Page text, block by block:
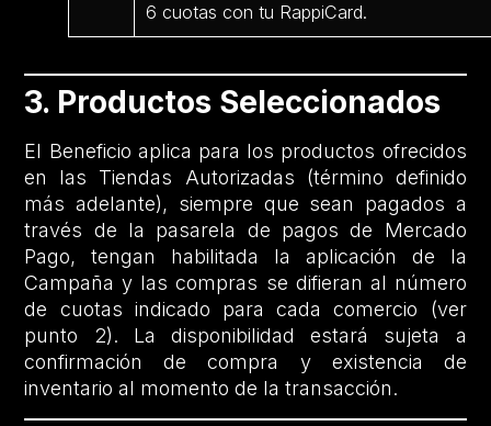
6 cuotas con tu RappiCard.
3. Productos Seleccionados
El Beneficio aplica para los productos ofrecidos
en las Tiendas Autorizadas (término definido
más adelante), siempre que sean pagados a
través de la pasarela de pagos de Mercado
Pago, tengan habilitada la aplicación de la
Campaña y las compras se difieran al número
de cuotas indicado para cada comercio (ver
punto 2). La disponibilidad estará sujeta a
confirmación de compra y existencia de
inventario al momento de la transacción.